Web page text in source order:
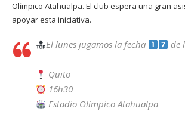
Olímpico Atahualpa. El club espera una gran
apoyar esta iniciativa.
El lunes jugamos la fecha de
Quito
16h30
Estadio Olímpico Atahualpa